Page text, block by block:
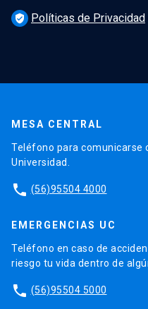
verified_user Políticas de Privacidad
MESA CENTRAL
Teléfono para comunicarse
Universidad.
phone (56)95504 4000
EMERGENCIAS UC
Teléfono en caso de
riesgo tu vida dentro de
phone (56)95504 5000